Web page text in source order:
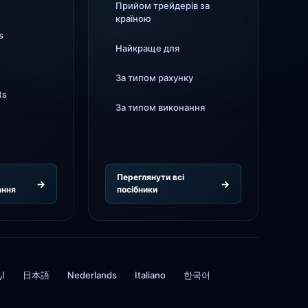
швидкість виведення теперПрийом трейдерів за
країною
Найкраще для
За типом рахунку
За типом виконання
Переглянути всі
посібники
日本語 Nederlands Italiano 한국어